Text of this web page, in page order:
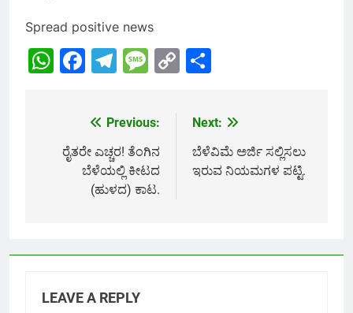
Spread positive news
WhatsApp
Facebook
Telegram
Message
Copy
navigation
Previous:
ರೈತರೇ ಎಚ್ಚರ! ತೆಂಗಿನ
ಬೆಳೆಯಲ್ಲಿ ಕೀಟದ
(ಹುಳದ) ಕಾಟ.
Next:
ಬೆಳೆವಿಮೆ ಅರ್ಜಿ ಸಲ್ಲಿಸಲು
ಇರುವ ನಿಯಮಗಳ ಪಟ್ಟಿ.
LEAVE A REPLY